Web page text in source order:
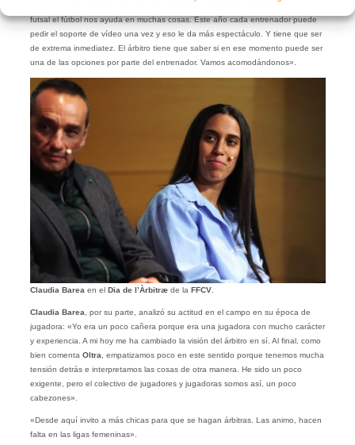
futsal el fútbol nos ayuda en muchas cosas. Este año cada entrenador puede
pedir el soporte de vídeo una vez y eso le da más espectáculo. Y tiene que ser
de extrema inmediatez. El árbitro tiene que saber si en ese momento puede ser
una de las opciones por parte del entrenador. Vamos acomodándonos».
Claudia Barea en el Dia de l’Àrbitræde la FFCV.
Claudia Barea , por su parte, analizó su actitud en el campo en su época de
jugadora: «Yo era un poco cañera porque era una jugadora con mucho carácter
y experiencia. A mi hoy me ha cambiado la visión del árbitro en sí. Al final, como
bien comenta Oltra , empatizamos poco en este sentido porque tenemos mucha
tensión detrás e interpretamos las cosas de otra manera. He sido un poco
exigente, pero el colectivo de jugadores y jugadoras somos así, un poco
cabezones».
«Desde aquí invito a más chicas para que se hagan árbitras. Las animo, hacen
falta en las ligas femeninas».